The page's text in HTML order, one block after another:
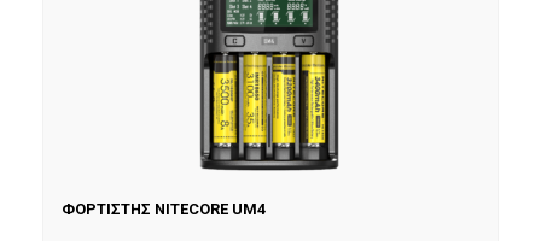
ΦΟΡΤΙΣΤΗΣ NITECORE UM4